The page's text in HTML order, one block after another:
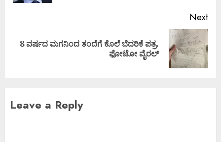
Next
8 ವರ್ಷದ ಮಗನಿಂದ ತಂದೆಗೆ ಕೊಲೆ ಬೆದರಿಕೆ ಪತ್ರ.
ಫೋಟೋ ವೈರಲ್
Leave a Reply